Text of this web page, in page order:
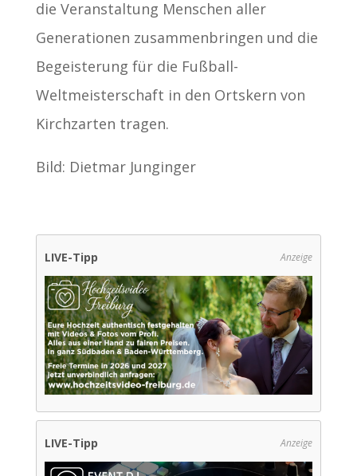
die Veranstaltung Menschen aller
Generationen zusammenbringen und die
Begeisterung für die Fußball-
Weltmeisterschaft in den Ortskern von
Kirchzarten tragen.
Bild: Dietmar Junginger
LIVE-Tipp Anzeige
LIVE-Tipp Anzeige